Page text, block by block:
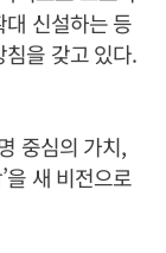
신설하는 등
을 갖고 있다.
중심의 가치,
을 새 비전으로